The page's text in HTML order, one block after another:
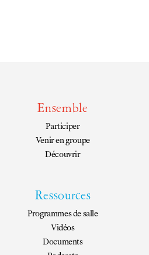
Ensemble
Participer
Venir en groupe
Découvrir
Ressources
Programmes de salle
Vidéos
Documents